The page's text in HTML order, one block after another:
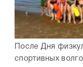
После Дня
спортивных